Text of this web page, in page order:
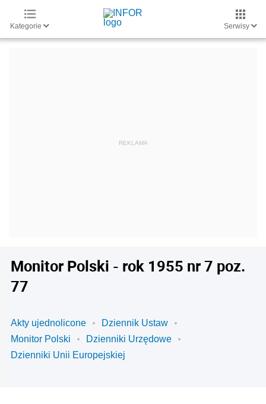
Kategorie Serwisy
Monitor Polski - rok 1955 nr 7 poz.
77
Akty ujednolicone
Dziennik Ustaw
Monitor Polski
Dzienniki Urzędowe
Dzienniki Unii Europejskiej